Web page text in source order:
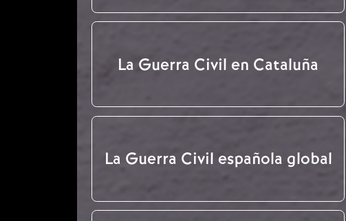
La Guerra Civil en Cataluña
La Guerra Civil española global